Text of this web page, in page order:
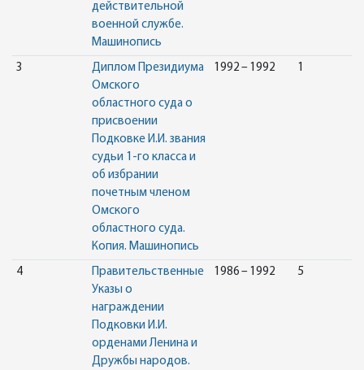
действительной
военной службе.
Машинопись
3
Диплом Президиума
Омского
областного суда о
присвоении
Подковке И.И. звания
судьи 1-го класса и
об избрании
почетным членом
Омского
областного суда.
Копия. Машинопись
1992 – 1992 1
4
Правительственные
Указы о
награждении
Подковки И.И.
орденами Ленина и
Дружбы народов.
1986 – 1992 5